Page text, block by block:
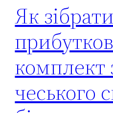
Як зібрати
комплект
чеського